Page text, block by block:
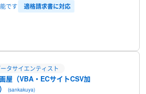
です 適格請求書に対応
タサイエンティスト
屋（VBA・ECサイトCSV加
(sankakuya)